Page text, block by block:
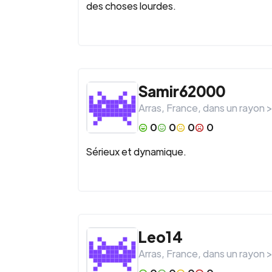
des choses lourdes.
Samir62000
Arras, France, dans un rayon >
0
0 0
0
Sérieux et dynamique.
Leo14
Arras, France, dans un rayon >